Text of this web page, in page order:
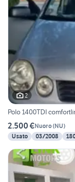
2
Polo 1400TDI
2.500 €Nuoro(NU)
Usato
03/2008